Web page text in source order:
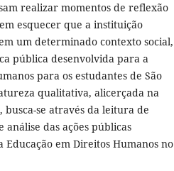
realizar momentos de reflexão
esquecer que a instituição
um determinado contexto social,
pública desenvolvida para a
para os estudantes de São
qualitativa, alicerçada na
busca-se através da leitura de
das ações públicas
em Direitos Humanos no